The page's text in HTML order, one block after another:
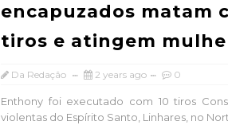
encapuzados matam
tiros e atingem
Da Redação 2 years ago 0
Enthony foi executado com 10 tiros
violentas do Espírito Santo, Linhares, no